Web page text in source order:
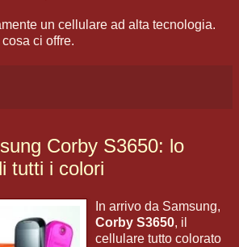
un cellulare ad alta tecnologia.
ci offre.
Corby S3650: lo
tutti i colori
In arrivo da Samsung,
Corby S3650, il
cellulare tutto colorato